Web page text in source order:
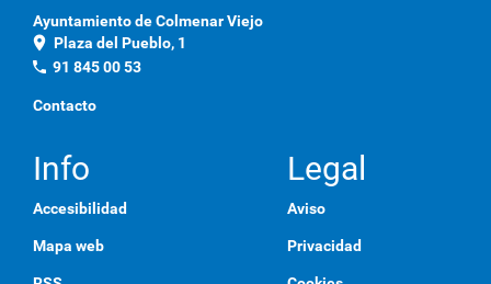
Ayuntamiento de Colmenar Viejo
location_on Plaza del Pueblo, 1
phone 91 845 00 53
Contacto
Info
Accesibilidad
Mapa web
Legal
Aviso
Privacidad